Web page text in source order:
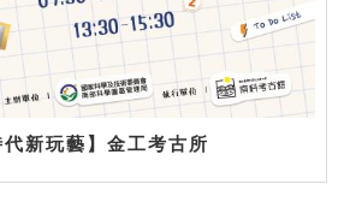
代新玩藝】金工考古所